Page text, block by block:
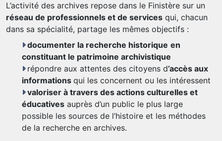
L’activité des archives repose dans le Finistère sur un
réseau de professionnels et de services qui, chacun
dans sa spécialité, partage les mêmes objectifs :
documenter la recherche historique en
constituant le patrimoine archivistique
répondre aux attentes des citoyens d’accès aux
informations qui les concernent ou les intéressent
valoriser à travers des actions culturelles et
éducatives auprès d’un public le plus large
possible les sources de l’histoire et les méthodes
de la recherche en archives.